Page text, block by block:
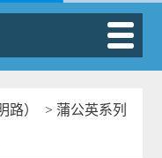
路）
> 蒲公英系列